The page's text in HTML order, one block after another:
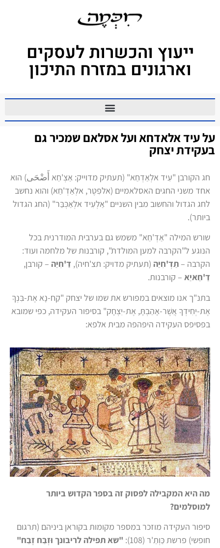
ייעוץ והכשרות לעסקים
וארגונים במזרח התיכון
על עיד אלאדחא ועל אסלאם שמכיר גם
בעקידת יצחק
חג הקורבן "עִיד אלְאַדְחַא" (תעתיק מדוייק: אַצְ'חַא أَضْحَى) הוא
אחד משני החגים האסלאמיים (אלפִטֶר, אלְאַדְ'חַא) והוא נחשב
לחג הגדול והחשוב מבין השניים "אַלְעִיד אלְאַכְּבַּר" (החג הגדול
ביותר).
שורש המילה "אַדְ'חַא" משמש גם בערבית המודרנית בכל
הנוגע ל"הקרבה למען המולדת", קורבנות של מלחמה ועוד:
הקרבה –תַדְ'חִיַה (תעתיק מדויק: תצ'חיה), דַ'חִיַה – קורבן,
דַ'חַאיַא – קורבנות.
בתנ"ך אנו מוצאים במפורש את שמו של יצחק "קַח-נָא אֶת-בִּנְךָ
אֶת-יְחִידְךָ אֲשֶׁר-אָהַבְתָּ, אֶת-יִצְחָק" בסיפור העקידה, כפי שמובא
בפסיפס העקידה היפהפה מבית אלפא:
מה היא המקבילה לפסוק זה בספר הקדוש ביותר
למוסלמים?
סיפור העקידה מוזכר במספר מקומות בקוראן ביניהם (תרגום
חופשי) פרשת כַּוְתַ'ר (108):
"שא תפילה לריבונך וּזְבַח זֶבַח"